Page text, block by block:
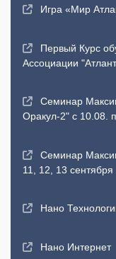
Игра «Мир
Первый Курс
Ассоциации
Семинар
Оракул-2" с 10.08.
Семинар
11, 12, 13
Нано
Нано Интернет